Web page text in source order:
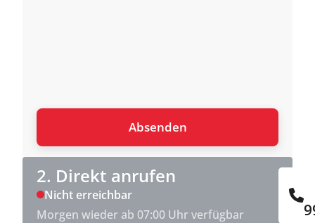
2. Direkt anrufen
Nicht erreichbar
Morgen wieder ab 07:00 Uhr verfügbar